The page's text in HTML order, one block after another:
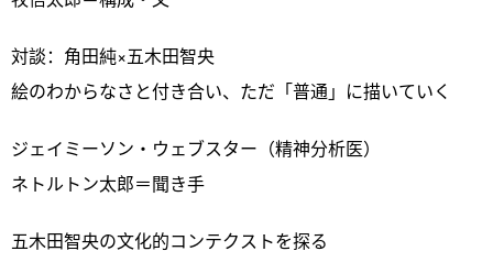
対談：角田純×五木田智央
絵のわからなさと付き合い、ただ「普通」に描いていく
ジェイミーソン・ウェブスター（精神分析医）
ネトルトン太郎＝聞き手
五木田智央の文化的コンテクストを探る